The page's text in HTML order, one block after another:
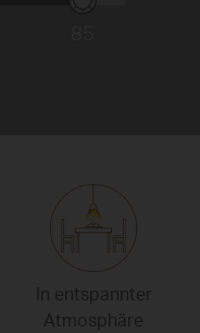
In entspannter
Atmosphäre